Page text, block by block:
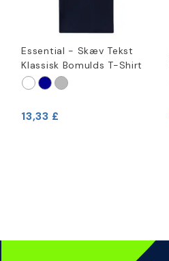
Essential - Skæv Tekst
Klassisk Bomulds T-Shirt
13,33 £